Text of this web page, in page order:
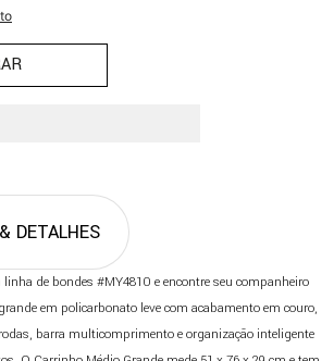
DETALHES
de bondes #MY4810 e encontre seu companheiro
em policarbonato leve com acabamento em couro,
barra multicomprimento e organização inteligente